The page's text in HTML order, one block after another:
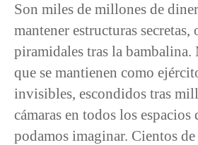
Son miles de millones de
mantener estructuras secretas,
piramidales tras la bambalina.
que se mantienen como
invisibles, escondidos tras
cámaras en todos los espacios
podamos imaginar. Cientos de